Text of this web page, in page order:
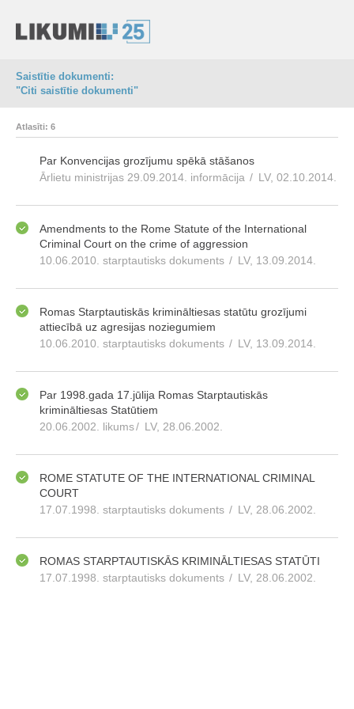
Saistītie dokumenti:
"Citi saistītie dokumenti"
Atlasīti: 6
Par Konvencijas grozījumu spēkā stāšanos
Ārlietu ministrijas 29.09.2014. informācija / LV, 02.10.2014.
Amendments to the Rome Statute of the International
Criminal Court on the crime of aggression
10.06.2010. starptautisks dokuments / LV, 13.09.2014.
Romas Starptautiskās krimināltiesas statūtu grozījumi
attiecībā uz agresijas noziegumiem
10.06.2010. starptautisks dokuments / LV, 13.09.2014.
Par 1998.gada 17.jūlija Romas Starptautiskās
krimināltiesas Statūtiem
20.06.2002. likums/ LV, 28.06.2002.
ROME STATUTE OF THE INTERNATIONAL CRIMINAL
COURT
17.07.1998. starptautisks dokuments / LV, 28.06.2002.
ROMAS STARPTAUTISKĀS KRIMINĀLTIESAS STATŪTI
17.07.1998. starptautisks dokuments / LV, 28.06.2002.